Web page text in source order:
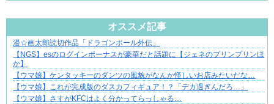
オススメ記事
共感必至の“日常修羅場”短編集！
漫☆画太郎読切作品「ドラゴンボール外伝」
【NGS】esのログインボーナスが豪華だと話題に【ジェネのプリンプリンほ
か】
【ウマ娘】ケンタッキーのダンツの風貌がなんか怪しいお店みたいだな…
【ウマ娘】これが完成版のダスカフィギュア！？「デカ過ぎんだろ…」
【ウマ娘】さすがKFCはよく分かってらっしゃる…